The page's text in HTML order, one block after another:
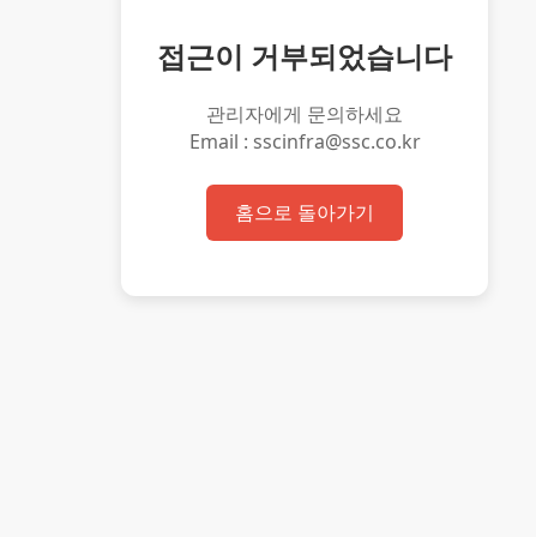
접근이 거부되었습니다
관리자에게 문의하세요
Email : sscinfra@ssc.co.kr
홈으로 돌아가기